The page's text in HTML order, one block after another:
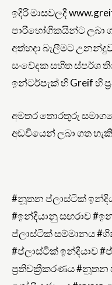
ඉදිරි මාසවලදී
පාරිභෝගිකයින්ට ලබා
අත්හදා බැලීමට
සංවේදක සහිත ස්පර්ශ
ඉන්ටර්පැක් හි Greif හි
අමතර තොරතුරු
අඩවියෙන් ලබා ගත
#නූතන ප්ලාස්ටික්
#ඉන්දියානු සඟරාව
ප්ලාස්ටික් සම්මානය
#ප්ලාස්ටික් ඉන්දියාව
ප්‍රතිචක්‍රීකරණය